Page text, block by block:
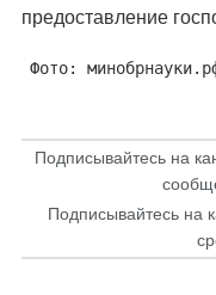
предоставление
Фото:
Подписывайтесь на
Подписывайтесь на